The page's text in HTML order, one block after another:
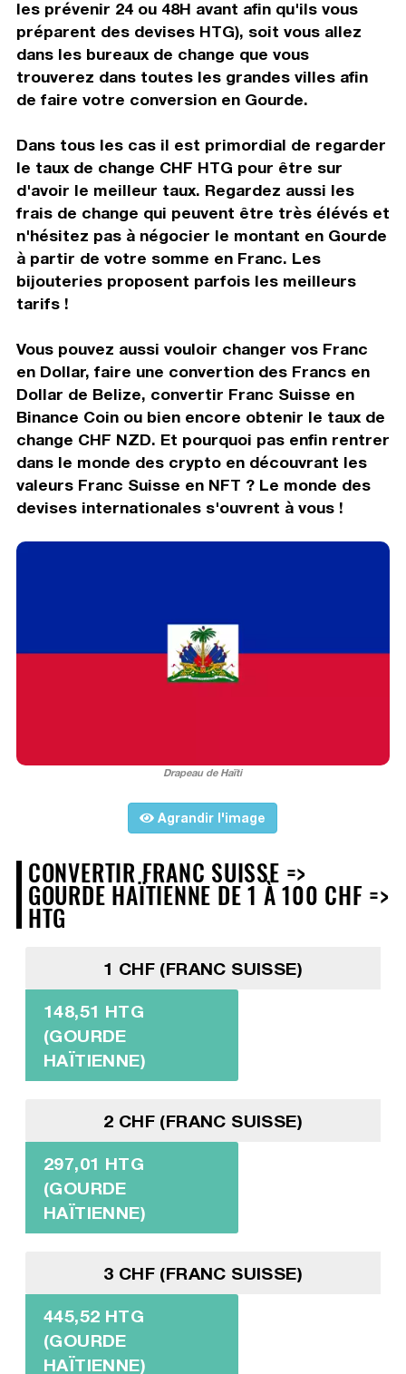
les prévenir 24 ou 48H avant afin qu'ils vous
préparent des devises HTG), soit vous allez
dans les bureaux de change que vous
trouverez dans toutes les grandes villes afin
de faire votre conversion en Gourde.
Dans tous les cas il est primordial de regarder
le taux de change CHF HTG pour être sur
d'avoir le meilleur taux. Regardez aussi les
frais de change qui peuvent être très élévés et
n'hésitez pas à négocier le montant en Gourde
à partir de votre somme en Franc. Les
bijouteries proposent parfois les meilleurs
tarifs !
Vous pouvez aussi vouloir changer vos Franc
en Dollar, faire une convertion des Francs en
Dollar de Belize, convertir Franc Suisse en
Binance Coin ou bien encore obtenir le taux de
change CHF NZD. Et pourquoi pas enfin rentrer
dans le monde des crypto en découvrant les
valeurs Franc Suisse en NFT ? Le monde des
devises internationales s'ouvrent à vous !
Drapeau de Haïti
Agrandir l'image
CONVERTIR FRANC SUISSE =>
GOURDE HAÏTIENNE DE 1 À 100 CHF =>
HTG
1 CHF (FRANC SUISSE)
148,51 HTG
(GOURDE
HAÏTIENNE)
2 CHF (FRANC SUISSE)
297,01 HTG
(GOURDE
HAÏTIENNE)
3 CHF (FRANC SUISSE)
445,52 HTG
(GOURDE
HAÏTIENNE)